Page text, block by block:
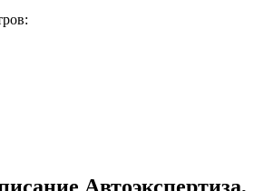
Автоэкспертиза,